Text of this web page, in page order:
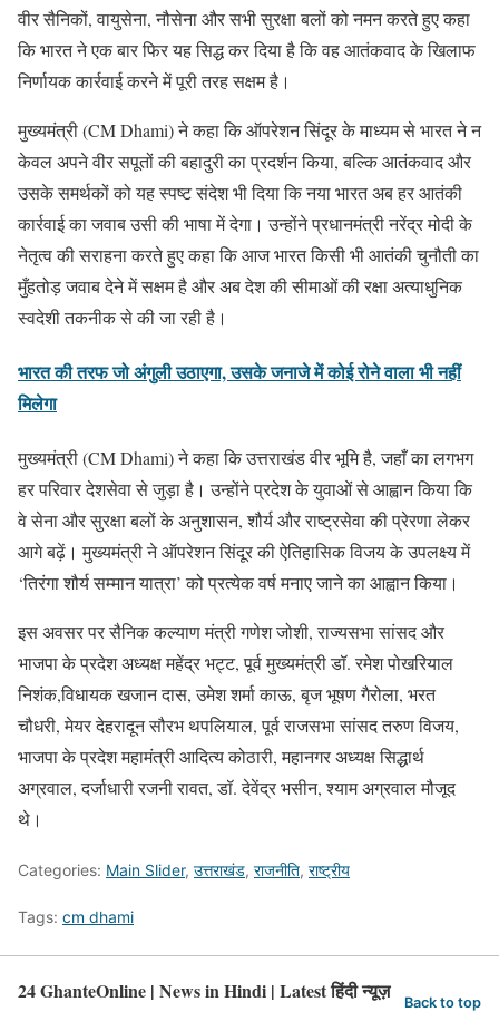
वीर सैनिकों, वायुसेना, नौसेना और सभी सुरक्षा बलों को नमन करते हुए कहा
कि भारत ने एक बार फिर यह सिद्ध कर दिया है कि वह आतंकवाद के खिलाफ
निर्णायक कार्रवाई करने में पूरी तरह सक्षम है।
मुख्यमंत्री (CM Dhami) ने कहा कि ऑपरेशन सिंदूर के माध्यम से भारत ने न
केवल अपने वीर सपूतों की बहादुरी का प्रदर्शन किया, बल्कि आतंकवाद और
उसके समर्थकों को यह स्पष्ट संदेश भी दिया कि नया भारत अब हर आतंकी
कार्रवाई का जवाब उसी की भाषा में देगा। उन्होंने प्रधानमंत्री नरेंद्र मोदी के
नेतृत्व की सराहना करते हुए कहा कि आज भारत किसी भी आतंकी चुनौती का
मुँहतोड़ जवाब देने में सक्षम है और अब देश की सीमाओं की रक्षा अत्याधुनिक
स्वदेशी तकनीक से की जा रही है।
भारत की तरफ जो अंगुली उठाएगा, उसके जनाजे में कोई रोने वाला भी नहीं
मिलेगा
मुख्यमंत्री (CM Dhami) ने कहा कि उत्तराखंड वीर भूमि है, जहाँ का लगभग
हर परिवार देशसेवा से जुड़ा है। उन्होंने प्रदेश के युवाओं से आह्वान किया कि
वे सेना और सुरक्षा बलों के अनुशासन, शौर्य और राष्ट्रसेवा की प्रेरणा लेकर
आगे बढ़ें। मुख्यमंत्री ने ऑपरेशन सिंदूर की ऐतिहासिक विजय के उपलक्ष्य में
‘तिरंगा शौर्य सम्मान यात्रा’ को प्रत्येक वर्ष मनाए जाने का आह्वान किया।
इस अवसर पर सैनिक कल्याण मंत्री गणेश जोशी, राज्यसभा सांसद और
भाजपा के प्रदेश अध्यक्ष महेंद्र भट्ट, पूर्व मुख्यमंत्री डॉ. रमेश पोखरियाल
निशंक,विधायक खजान दास, उमेश शर्मा काऊ, बृज भूषण गैरोला, भरत
चौधरी, मेयर देहरादून सौरभ थपलियाल, पूर्व राजसभा सांसद तरुण विजय,
भाजपा के प्रदेश महामंत्री आदित्य कोठारी, महानगर अध्यक्ष सिद्धार्थ
अग्रवाल, दर्जाधारी रजनी रावत, डॉ. देवेंद्र भसीन, श्याम अग्रवाल मौजूद
थे।
Categories: Main Slider, उत्तराखंड, राजनीति, राष्ट्रीय
Tags: cm dhami
24 GhanteOnline | News in Hindi | Latest हिंदी न्यूज़ Back to top